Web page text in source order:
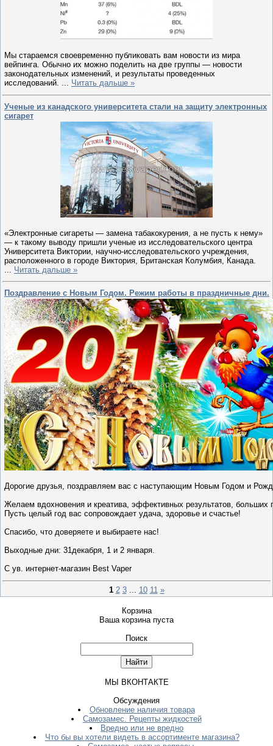
Мы стараемся своевременно публиковать вам новости из мира
вейпинга. Обычно их можно поделить на две группы — новости
законодательных изменений, и результаты проведенных
исследований. ... Читать дальше »
Ученые из канадского университета стали на защиту электронных
сигарет
«Электронные сигареты — замена табакокурения, а не пусть к нему»
— к такому выводу пришли ученые из исследовательского центра
Университета Виктории, научно-исследовательского учреждения,
расположенного в городе Виктория, Британская Колумбия, Канада.
Читать дальше »
Поздравление с Новым Годом. Режим работы в праздничные дни.
Дорогие друзья, поздравляем вас с наступающим Новым Годом и
Желаем вдохновения и креатива, эффективных результатов, больших
Пусть целый год вас сопровождает удача, здоровье и счастье!
Спасибо, что доверяете и выбираете нас!
Выходные дни: 31декабря, 1 и 2 января.
С ув. интернет-магазин Best Vaper
1 2 3 ... 10 11 »
Корзина
Ваша корзина пуста
Поиск
МЫ ВКОНТАКТЕ
Обсуждения
Обновление наличия товара
Самозамес. Рецепты жидкостей
Вредно или не вредно
Что бы вы хотели видеть в ассортименте магазина?